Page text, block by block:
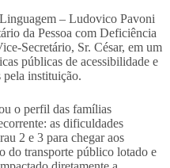
– Ludovico Pavoni
da Pessoa com Deficiência
Secretário, Sr. César, em um
públicas de acessibilidade e
pela instituição.
o perfil das famílias
as dificuldades
2 e 3 para chegar aos
do transporte público lotado e